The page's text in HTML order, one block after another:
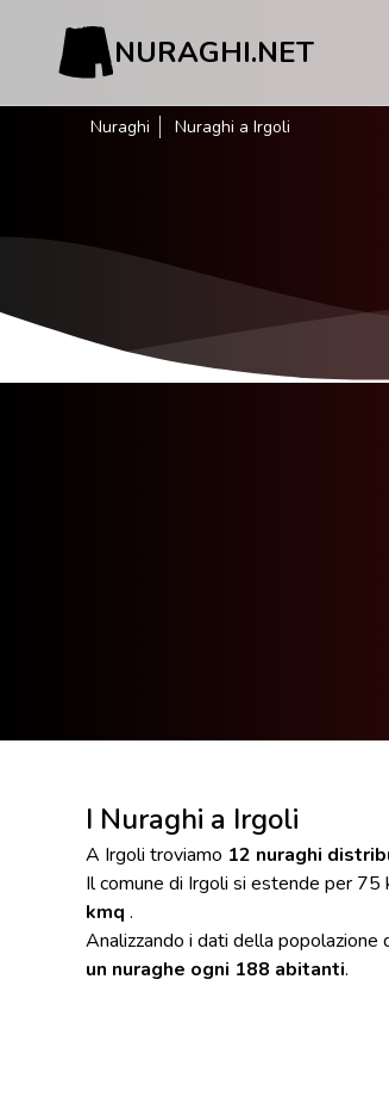
NURAGHI.NET
Nuraghi Nuraghi a Irgoli
I Nuraghi a Irgoli
A Irgoli troviamo 12 nuraghi
Il comune di Irgoli si estende per
kmq .
Analizzando i dati della
un nuraghe ogni 188 abitanti.